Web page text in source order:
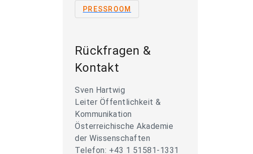
PRESSROOM
Rückfragen &
Kontakt
Sven Hartwig
Leiter Öffentlichkeit &
Kommunikation
Österreichische Akademie
der Wissenschaften
Telefon: +43 1 51581-1331